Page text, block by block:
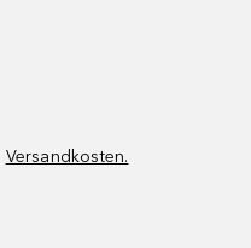
Versandkosten.